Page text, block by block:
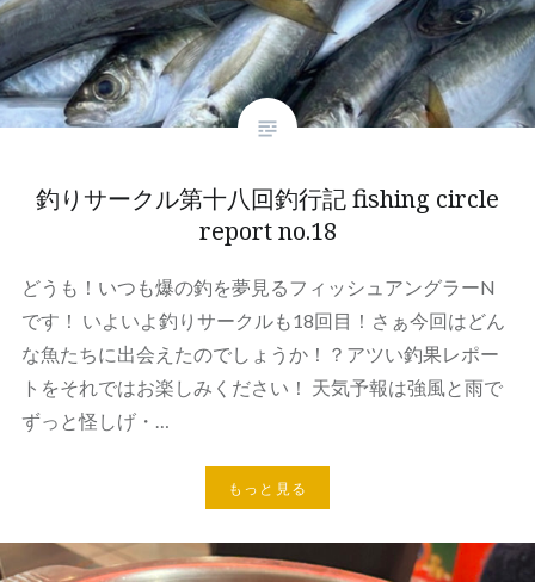
釣りサークル第十八回釣行記 fishing circle
report no.18
どうも！いつも爆の釣を夢見るフィッシュアングラーN
です！ いよいよ釣りサークルも18回目！さぁ今回はどん
な魚たちに出会えたのでしょうか！？アツい釣果レポー
トをそれではお楽しみください！ 天気予報は強風と雨で
ずっと怪しげ・…
もっと見る